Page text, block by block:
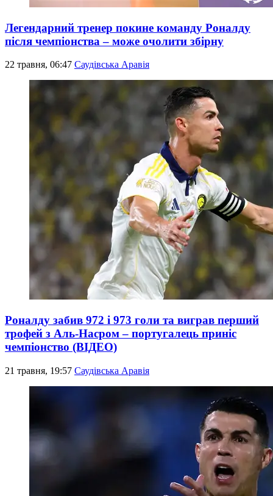
Легендарний тренер покине команду Роналду
після чемпіонства – може очолити збірну
22 травня, 06:47 Саудівська Аравія
Роналду забив 972 і 973 голи та виграв перший
трофей з Аль-Насром – португалець приніс
чемпіонство (ВІДЕО)
21 травня, 19:57 Саудівська Аравія